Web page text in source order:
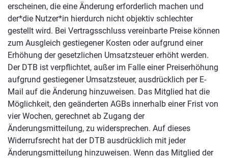
erscheinen, die eine Änderung erforderlich machen und
der*die Nutzer*in hierdurch nicht objektiv schlechter
gestellt wird. Bei Vertragsschluss vereinbarte Preise können
zum Ausgleich gestiegener Kosten oder aufgrund einer
Erhöhung der gesetzlichen Umsatzsteuer erhöht werden.
Der DTB ist verpflichtet, außer im Falle einer Preiserhöhung
aufgrund gestiegener Umsatzsteuer, ausdrücklich per E-
Mail auf die Änderung hinzuweisen. Das Mitglied hat die
Möglichkeit, den geänderten AGBs innerhalb einer Frist von
vier Wochen, gerechnet ab Zugang der
Änderungsmitteilung, zu widersprechen. Auf dieses
Widerrufsrecht hat der DTB ausdrücklich mit jeder
Änderungsmitteilung hinzuweisen. Wenn das Mitglied der